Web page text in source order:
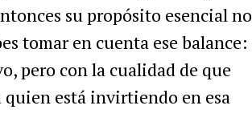
su propósito esencial no
tomar en cuenta ese balance:
pero con la cualidad de que
quien está invirtiendo en esa